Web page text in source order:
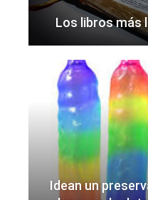
Los libros más
Idean un